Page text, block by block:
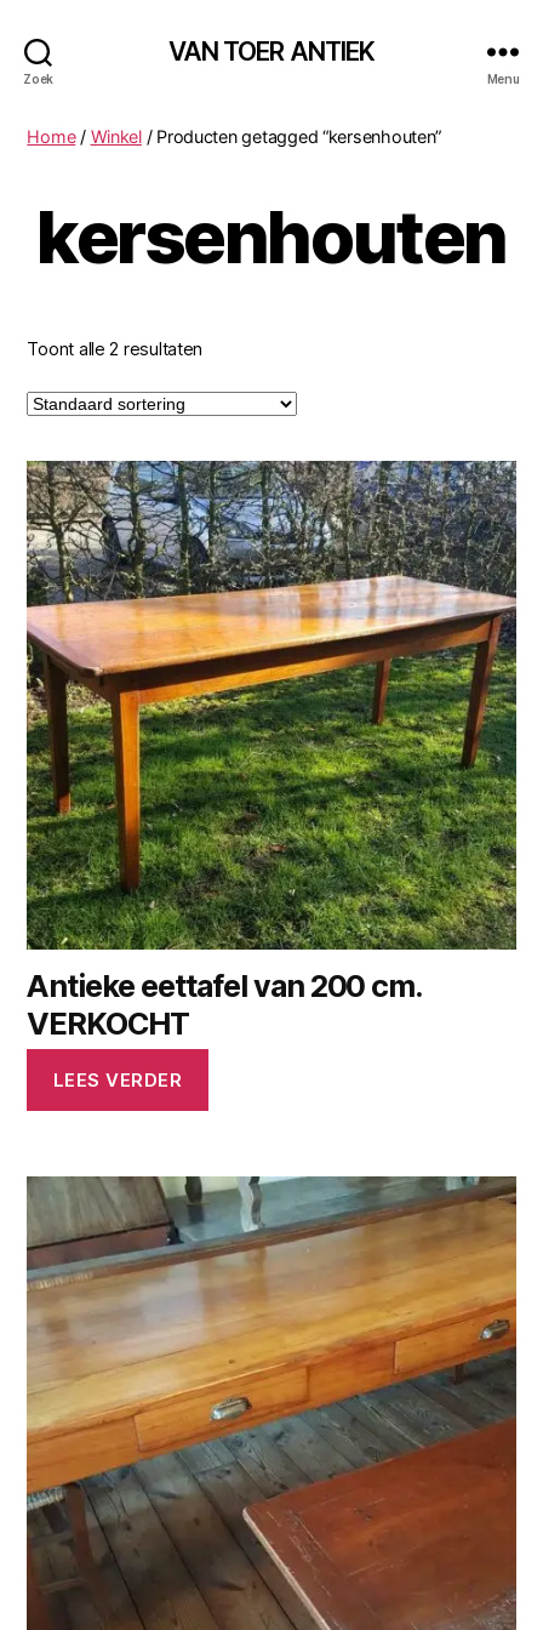
Zoek
VAN TOER ANTIEK
Menu
Home/ Winkel/ Producten getagged “kersenhouten”
kersenhouten
Toont alle 2 resultaten
Antieke eettafel van 200 cm.
VERKOCHT
LEES VERDER